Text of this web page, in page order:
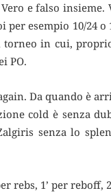
e falso insieme.
per esempio 10/24 o
torneo in cui,
PO.
Da quando è
cold è senza
senza lo
rebs, 1’ per reboff,